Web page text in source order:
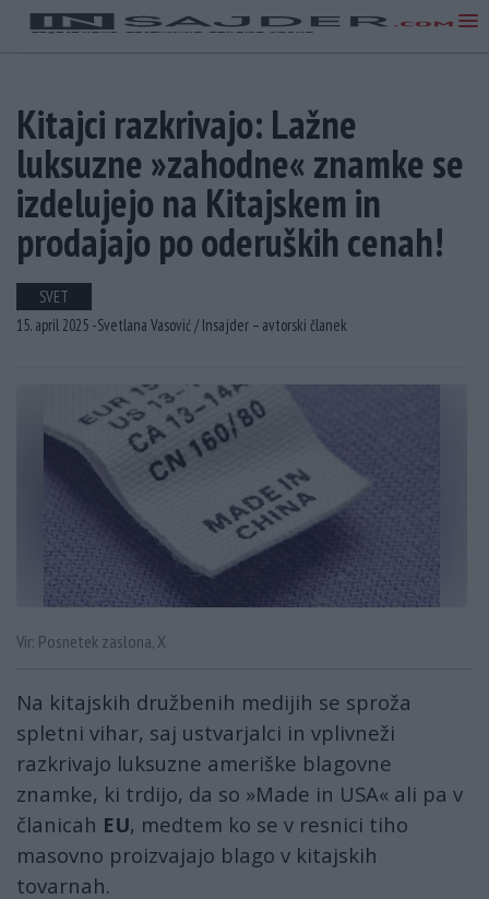
Kitajci razkrivajo: Lažne
luksuzne »zahodne« znamke se
izdelujejo na Kitajskem in
prodajajo po oderuških cenah!
SVET
15. april 2025 -Svetlana Vasović /Insajder – avtorski članek
Vir: Posnetek zaslona, X
Na kitajskih družbenih medijih se sproža
spletni vihar, saj ustvarjalci in vplivneži
razkrivajo luksuzne ameriške blagovne
znamke, ki trdijo, da so »Made in USA« ali pa v
članicah EU, medtem ko se v resnici tiho
masovno proizvajajo blago v kitajskih
tovarnah.